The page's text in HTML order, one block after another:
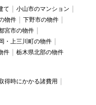
て
小山市のマンション
物件
下野市の物件
宮市の物件
・上三川町の物件
件 栃木県北部の物件
得時にかかる諸費用